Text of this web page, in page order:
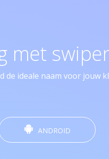
met
de ideale naam voor jouw
ANDROID